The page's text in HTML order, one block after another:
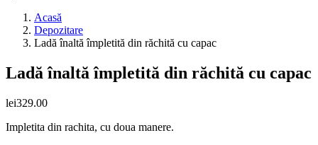
Acasă
Depozitare
Ladă înaltă împletită din răchită cu capac
Ladă înaltă împletită din răchită cu capac
lei329.00
Impletita din rachita, cu doua manere.